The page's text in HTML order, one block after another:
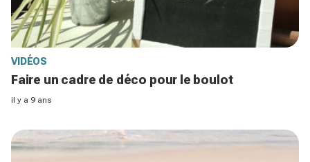
VIDÉOS
Faire un cadre de déco pour le boulot
il y a 9 ans